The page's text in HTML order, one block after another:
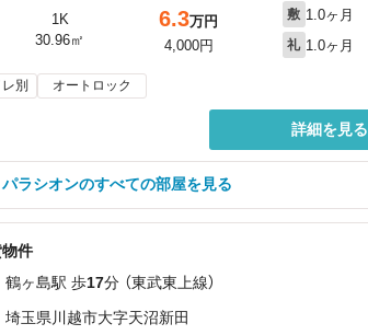
1K
30.96㎡
6.3万円
4,000円
敷 1.0ヶ月
礼 1.0ヶ月
別 オートロック
詳細を見る
ラシオンのすべての部屋を見る
件
鶴ヶ島駅 歩17分 （東武東上線）
埼玉県川越市大字天沼新田